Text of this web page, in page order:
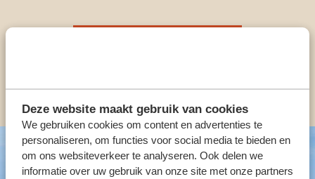
Deze website maakt gebruik van cookies
We gebruiken cookies om content en advertenties te
personaliseren, om functies voor social media te bieden en
om ons websiteverkeer te analyseren. Ook delen we
informatie over uw gebruik van onze site met onze partners